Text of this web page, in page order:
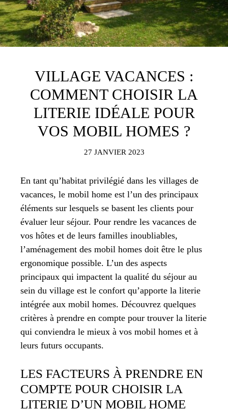
VILLAGE VACANCES :
COMMENT CHOISIR LA
LITERIE IDÉALE POUR
VOS MOBIL HOMES ?
27 JANVIER 2023
En tant qu’habitat privilégié dans les villages de
vacances, le mobil home est l’un des principaux
éléments sur lesquels se basent les clients pour
évaluer leur séjour. Pour rendre les vacances de
vos hôtes et de leurs familles inoubliables,
l’aménagement des mobil homes doit être le plus
ergonomique possible. L’un des aspects
principaux qui impactent la qualité du séjour au
sein du village est le confort qu’apporte la literie
intégrée aux mobil homes. Découvrez quelques
critères à prendre en compte pour trouver la literie
qui conviendra le mieux à vos mobil homes et à
leurs futurs occupants.
LES FACTEURS À PRENDRE EN
COMPTE POUR CHOISIR LA
LITERIE D’UN MOBIL HOME